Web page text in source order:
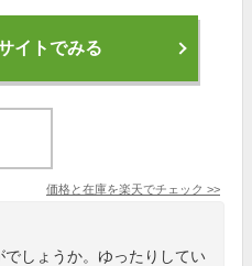
イトでみる
価格と在庫を楽天でチェック >>
しょうか。ゆったりしてい